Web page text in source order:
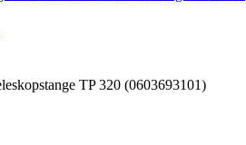
TP 320 (0603693101)